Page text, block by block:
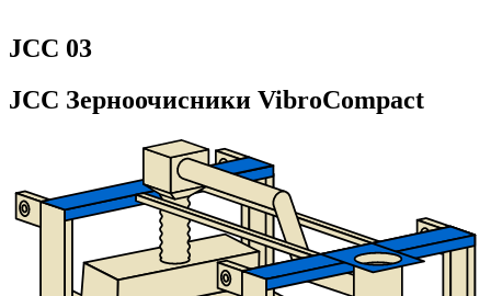
JCC 03
JCC Зерноочисники VibroCompact